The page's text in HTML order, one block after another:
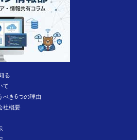
る
て
べき6つの理由
社概要